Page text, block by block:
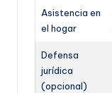
Asistencia en
el hogar
Defensa
jurídica
(opcional)